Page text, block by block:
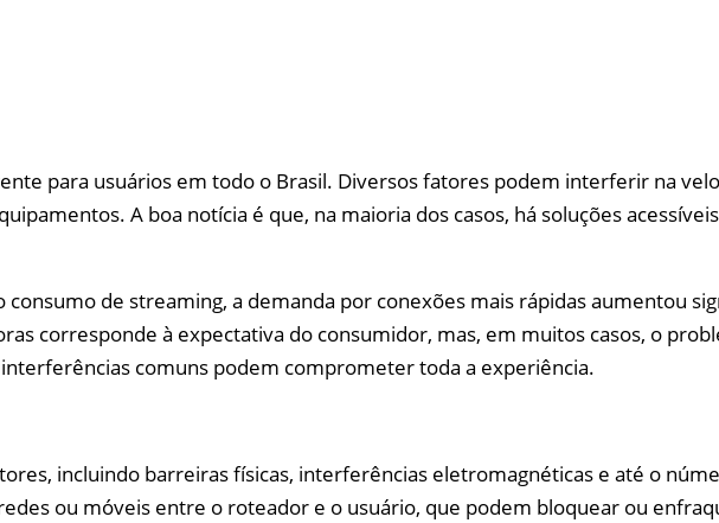
para usuários em todo o Brasil. Diversos fatores podem interferir na
A boa notícia é que, na maioria dos casos, há soluções
de streaming, a demanda por conexões mais rápidas aumentou
corresponde à expectativa do consumidor, mas, em muitos casos, o
comuns podem comprometer toda a experiência.
incluindo barreiras físicas, interferências eletromagnéticas e até o
ou móveis entre o roteador e o usuário, que podem bloquear ou